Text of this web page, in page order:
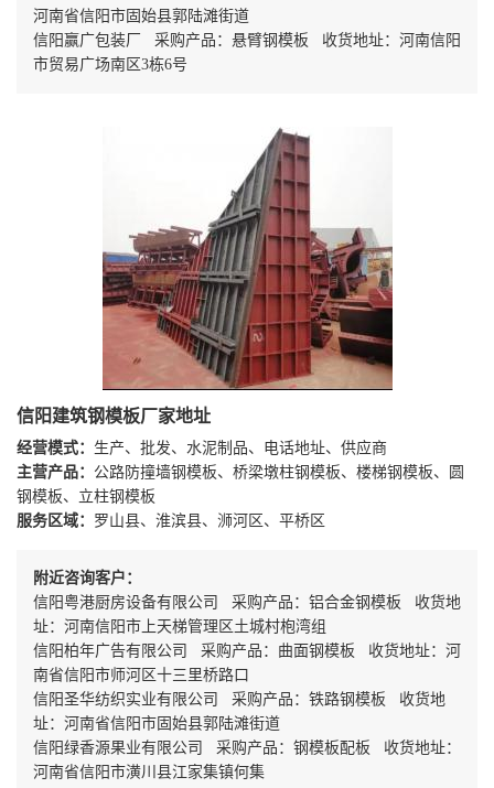
河南省信阳市固始县郭陆滩街道
信阳赢广包装厂 采购产品：悬臂钢模板 收货地址：河南信阳
市贸易广场南区3栋6号
信阳建筑钢模板厂家地址
经营模式： 生产、批发、水泥制品、电话地址、供应商
主营产品： 公路防撞墙钢模板、桥梁墩柱钢模板、楼梯钢模板、圆
钢模板、立柱钢模板
服务区域： 罗山县、淮滨县、浉河区、平桥区
附近咨询客户：
信阳粤港厨房设备有限公司 采购产品：铝合金钢模板 收货地
址：河南信阳市上天梯管理区土城村枹湾组
信阳柏年广告有限公司 采购产品：曲面钢模板 收货地址：河
南省信阳市师河区十三里桥路口
信阳圣华纺织实业有限公司 采购产品：铁路钢模板 收货地
址：河南省信阳市固始县郭陆滩街道
信阳绿香源果业有限公司 采购产品：钢模板配板 收货地址：
河南省信阳市潢川县江家集镇何集